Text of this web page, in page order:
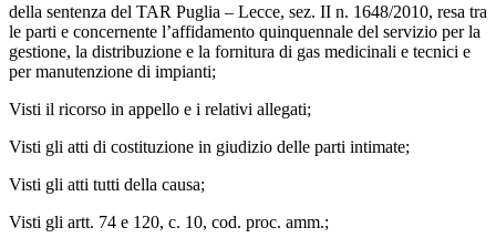
della sentenza del TAR Puglia – Lecce, sez. II n. 1648/2010, resa tra
le parti e concernente l’affidamento quinquennale del servizio per la
gestione, la distribuzione e la fornitura di gas medicinali e tecnici e
per manutenzione di impianti;
Visti il ricorso in appello e i relativi allegati;
Visti gli atti di costituzione in giudizio delle parti intimate;
Visti gli atti tutti della causa;
Visti gli artt. 74 e 120, c. 10, cod. proc. amm.;